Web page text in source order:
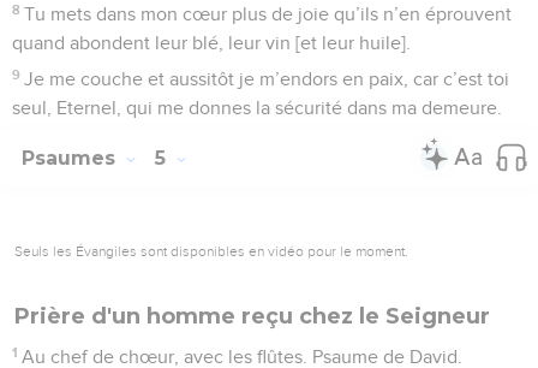
8 Tu mets dans mon cœur plus de joie qu’ils n’en éprouvent
quand abondent leur blé, leur vin [et leur huile].
9 Je me couche et aussitôt je m’endors en paix, car c’est toi
seul, Eternel, qui me donnes la sécurité dans ma demeure.
Psaumes 5
Seuls les Évangiles sont disponibles en vidéo pour le moment.
Prière d'un homme reçu chez le Seigneur
1 Au chef de chœur, avec les flûtes. Psaume de David.